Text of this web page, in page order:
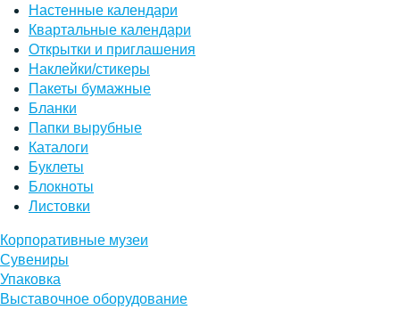
Настенные календари
Квартальные календари
Открытки и приглашения
Наклейки/стикеры
Пакеты бумажные
Бланки
Папки вырубные
Каталоги
Буклеты
Блокноты
Листовки
Корпоративные музеи
Сувениры
Упаковка
Выставочное оборудование